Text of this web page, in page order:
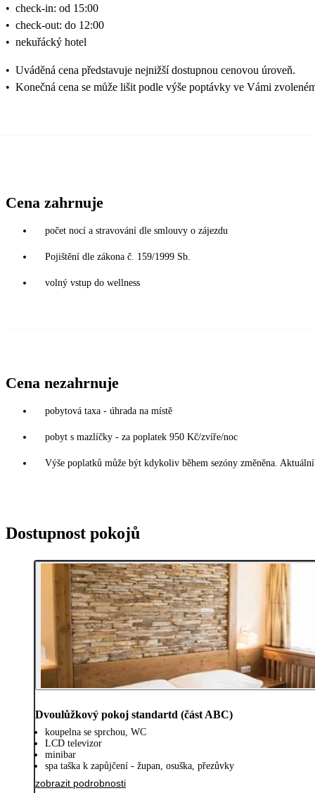
• check-in: od 15:00
• check-out: do 12:00
• nekuřácký hotel
• Uváděná cena představuje nejnižší dostupnou cenovou úroveň.
• Konečná cena se může lišit podle výše poptávky ve Vámi
Cena zahrnuje
počet nocí a stravování dle smlouvy o zájezdu
Pojištění dle zákona č. 159/1999 Sb.
volný vstup do wellness
Cena nezahrnuje
pobytová taxa - úhrada na místě
pobyt s mazlíčky - za poplatek 950 Kč/zvíře/noc
Výše poplatků může být kdykoliv během sezóny změněna.
Dostupnost pokojů
Dvoulůžkový pokoj standartd (část ABC)
koupelna se sprchou, WC
LCD televizor
minibar
spa taška k zapůjčení - župan, osuška, přezůvky
zobrazit podrobnosti